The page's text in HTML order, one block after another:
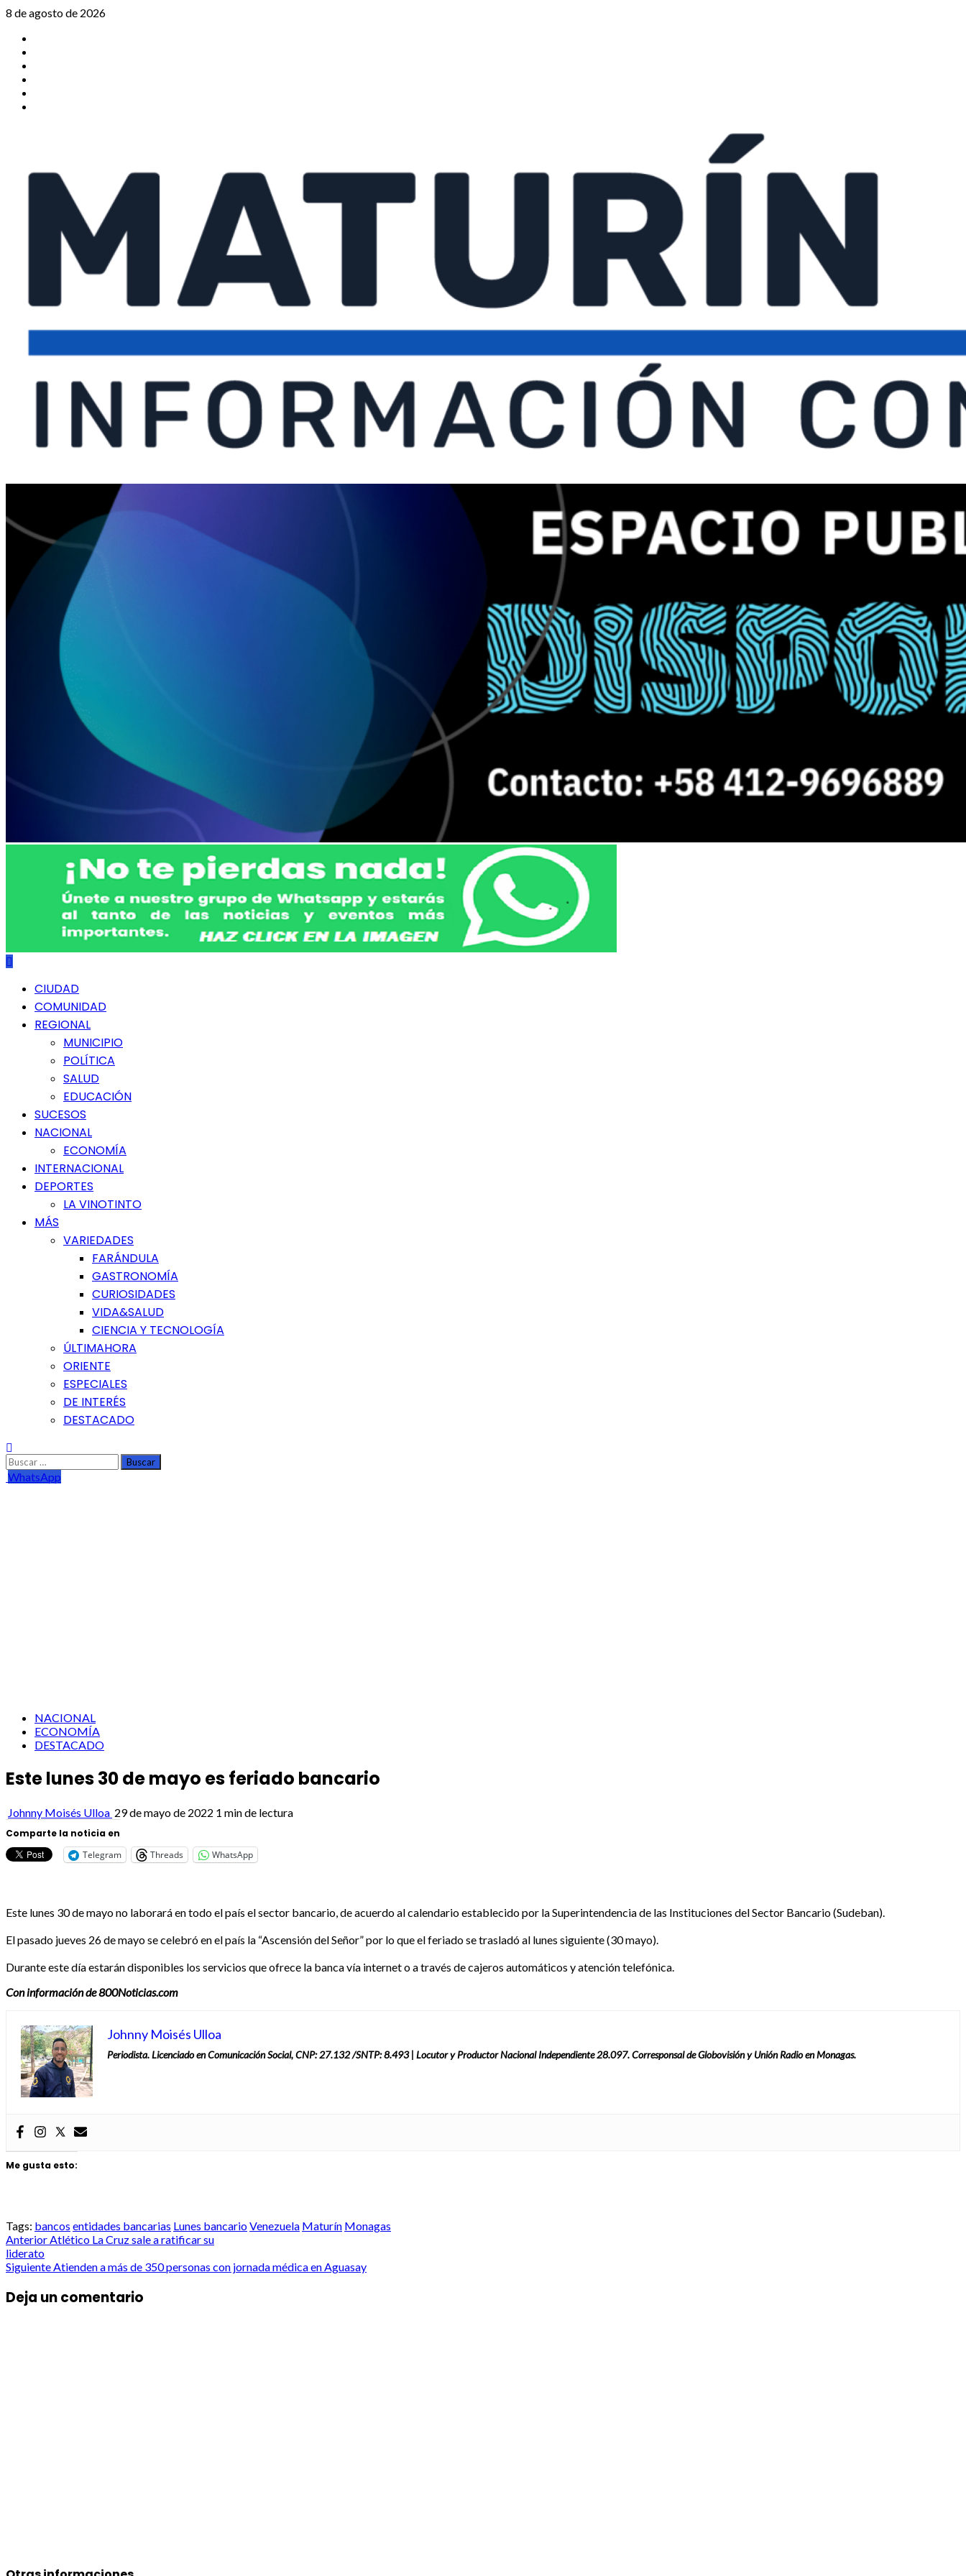
Saltar
contenido
8 de agosto de 2026
Menú
principal
CIUDAD
COMUNIDAD
REGIONAL
MUNICIPIO
POLÍTICA
SALUD
EDUCACIÓN
SUCESOS
NACIONAL
ECONOMÍA
INTERNACIONAL
DEPORTES
LA VINOTINTO
MÁS
VARIEDADES
FARÁNDULA
GASTRONOMÍA
CURIOSIDADES
VIDA&SALUD
CIENCIA Y TECNOLOGÍA
ÚLTIMAHORA
ORIENTE
ESPECIALES
DE INTERÉS
DESTACADO
Buscar:
WhatsApp
NACIONAL
ECONOMÍA
DESTACADO
Este lunes 30 de mayo es feriado bancario
Johnny Moisés Ulloa 29 de mayo de 2022 1 min de lectura
Comparte la noticia en
Telegram
Threads WhatsApp
Este lunes 30 de mayo no laborará en todo el país el sector bancario, de acuerdo al calendario establecido por la Superintendencia de las Instituciones del Sector Bancario (Sudeban).
El pasado jueves 26 de mayo se celebró en el país la “Ascensión del Señor” por lo que el feriado se trasladó al lunes siguiente (30 mayo).
Durante este día estarán disponibles los servicios que ofrece la banca vía internet o a través de cajeros automáticos y atención telefónica.
Con información de 800Noticias.com
Johnny Moisés Ulloa
Periodista. Licenciado en Comunicación Social, CNP: 27.132 /SNTP: 8.493 | Locutor y Productor Nacional Independiente 28.097. Corresponsal de Globovisión y Unión Radio en Monagas.
Me gusta esto:
Tags: bancos entidades bancarias Lunes bancarioVenezuela Maturín Monagas
Post
navigation
AnteriorAtlético La Cruz sale a ratificar su
liderato
SiguienteAtienden a más de 350 personas con jornada médica en Aguasay
Deja un comentario